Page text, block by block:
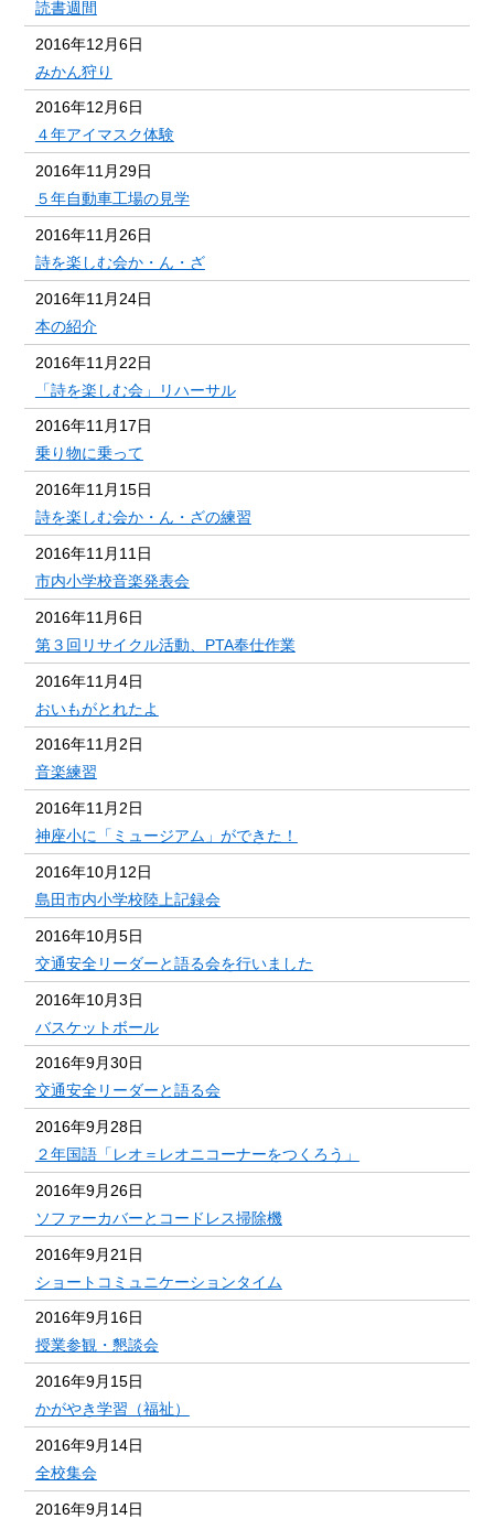
読書週間
2016年12月6日
みかん狩り
2016年12月6日
４年アイマスク体験
2016年11月29日
５年自動車工場の見学
2016年11月26日
詩を楽しむ会か・ん・ざ
2016年11月24日
本の紹介
2016年11月22日
「詩を楽しむ会」リハーサル
2016年11月17日
乗り物に乗って
2016年11月15日
詩を楽しむ会か・ん・ざの練習
2016年11月11日
市内小学校音楽発表会
2016年11月6日
第３回リサイクル活動、PTA奉仕作業
2016年11月4日
おいもがとれたよ
2016年11月2日
音楽練習
2016年11月2日
神座小に「ミュージアム」ができた！
2016年10月12日
島田市内小学校陸上記録会
2016年10月5日
交通安全リーダーと語る会を行いました
2016年10月3日
バスケットボール
2016年9月30日
交通安全リーダーと語る会
2016年9月28日
２年国語「レオ＝レオニコーナーをつくろう」
2016年9月26日
ソファーカバーとコードレス掃除機
2016年9月21日
ショートコミュニケーションタイム
2016年9月16日
授業参観・懇談会
2016年9月15日
かがやき学習（福祉）
2016年9月14日
全校集会
2016年9月14日